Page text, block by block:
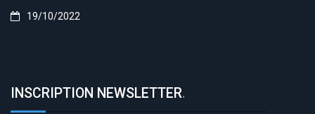
19/10/2022
INSCRIPTION NEWSLETTER.